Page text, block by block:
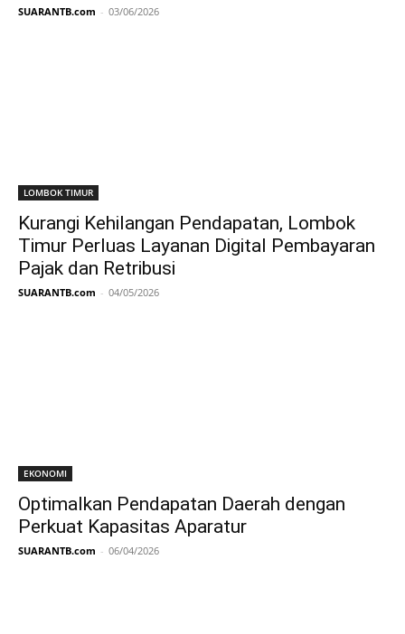
SUARANTB.com - 03/06/2026
LOMBOK TIMUR
Kurangi Kehilangan Pendapatan, Lombok
Timur Perluas Layanan Digital Pembayaran
Pajak dan Retribusi
SUARANTB.com - 04/05/2026
EKONOMI
Optimalkan Pendapatan Daerah dengan
Perkuat Kapasitas Aparatur
SUARANTB.com - 06/04/2026